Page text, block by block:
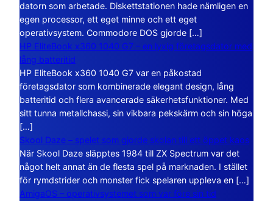
datorn som arbetade. Diskettstationen hade nämligen en
egen processor, ett eget minne och ett eget
operativsystem. Commodore DOS gjorde […]
HP EliteBook x360 1040 G7 – en lyxig företagsdator med
lång batteritid
HP EliteBook x360 1040 G7 var en påkostad
företagsdator som kombinerade elegant design, lång
batteritid och flera avancerade säkerhetsfunktioner. Med
sitt tunna metallchassi, sin vikbara pekskärm och sin höga
[…]
Skool Daze – spelet som gjorde skolan till ett öppet kaos
När Skool Daze släpptes 1984 till ZX Spectrum var det
något helt annat än de flesta spel på marknaden. I stället
för rymdstrider och monster fick spelaren uppleva en […]
AmigaOS – operativsystemet som var före sin tid